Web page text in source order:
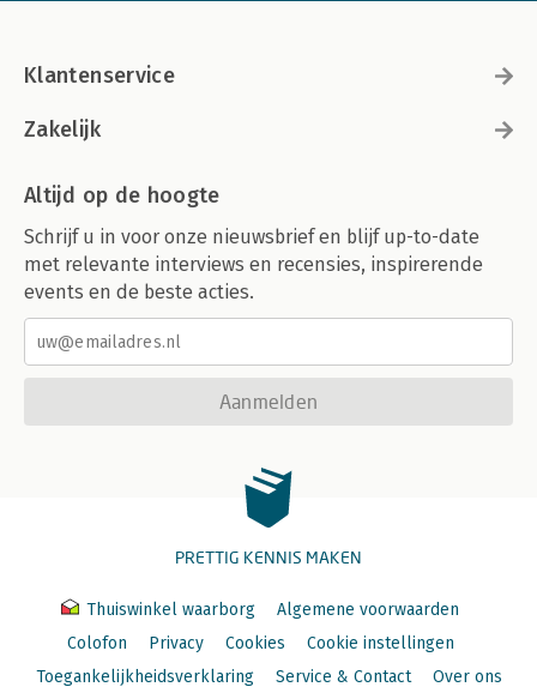
Klantenservice
Zakelijk
Altijd op de hoogte
Schrijf u in voor onze nieuwsbrief en blijf up-to-date
met relevante interviews en recensies, inspirerende
events en de beste acties.
Aanmelden
PRETTIG KENNIS MAKEN
Thuiswinkel waarborg
Algemene voorwaarden
Colofon
Privacy Cookies
Cookie instellingen
Toegankelijkheidsverklaring
Service & Contact Over ons